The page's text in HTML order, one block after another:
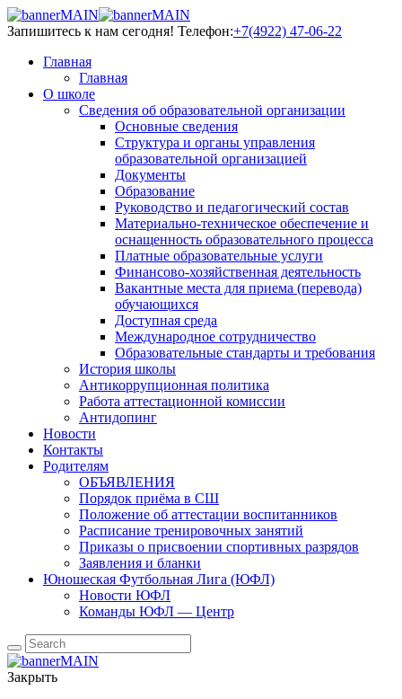
Запишитесь к нам сегодня! Телефон:+7(4922) 47-06-22
Главная
Главная
О школе
Сведения об образовательной организации
Основные сведения
Структура и органы управления
образовательной организацией
Документы
Образование
Руководство и педагогический состав
Материально-техническое обеспечение и
оснащенность образовательного процесса
Платные образовательные услуги
Финансово-хозяйственная деятельность
Вакантные места для приема (перевода)
обучающихся
Доступная среда
Международное сотрудничество
Образовательные стандарты и требования
История школы
Антикоррупционная политика
Работа аттестационной комиссии
Антидопинг
Новости
Контакты
Родителям
ОБЪЯВЛЕНИЯ
Порядок приёма в СШ
Положение об аттестации воспитанников
Расписание тренировочных занятий
Приказы о присвоении спортивных разрядов
Заявления и бланки
Юношеская Футбольная Лига (ЮФЛ)
Новости ЮФЛ
Команды ЮФЛ — Центр
Закрыть